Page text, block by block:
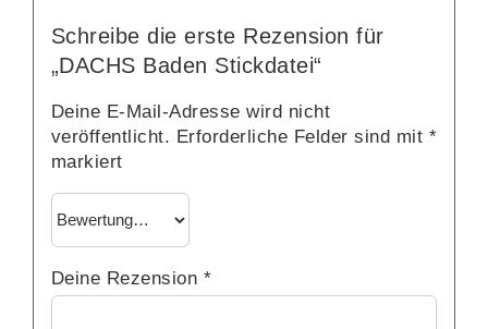
Schreibe die erste Rezension für
„DACHS Baden Stickdatei“
Deine E-Mail-Adresse wird nicht
veröffentlicht. Erforderliche Felder sind mit *
markiert
Deine Rezension *